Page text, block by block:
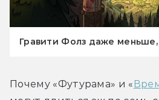
Гравити Фолз даже
Почему «Футурама» и «